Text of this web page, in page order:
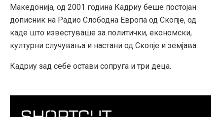
Македонија, од 2001 година Кадриу беше постојан
дописник на Радио Слободна Европа од Скопје, од
каде што известуваше за политички, економски,
културни случувања и настани од Скопје и земјава.
Кадриу зад себе остави сопруга и три деца.